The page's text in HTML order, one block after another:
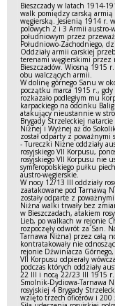
Bieszczady w latach 1914-
walk pomiędzy carską armią
węgierską. Jesienią 1914 r.
polowych 2 i 3 Armii
południowym przez
Południowo-Zachodniego,
Oddziały armii carskiej
terenami węgierskimi przez
Bieszczadów. Wiosną 1915
obu walczących armii.
W dolinę górnego Sanu w
początku marca 1915 r.,
rozkazało podległym mu
karpackiego na odcinku
atakujący nieustannie w
Brygady Strzeleckiej
Niżnej i Wyżnej aż do
został odparty z
- Tureczki Niżne oddziały
rosyjskiego VII Korpusu,
rosyjskiego VII Korpusu nie
symferopolskiego pułku
austro-węgierskie.
W nocy 12/13 III oddziały
zaatakowane pod Tarnawą
zostały odparte z
Niżna walki trwały bez
w Bieszczadach, atakiem
Lieb, po walkach w rejonie
rozpoczęły odwrót za San.
Tarnawa Niżna) przez całą
kontratakowały nie
rejonie Dźwiniacza
VII Korpusu odpierały
podczas których oddziały
22 III i nocą 22/23 III 1915
Smolnik-Dydiowa-Tarnawa
rosyjskiej 4 Brygady
wzięto trzech oficerów i 200